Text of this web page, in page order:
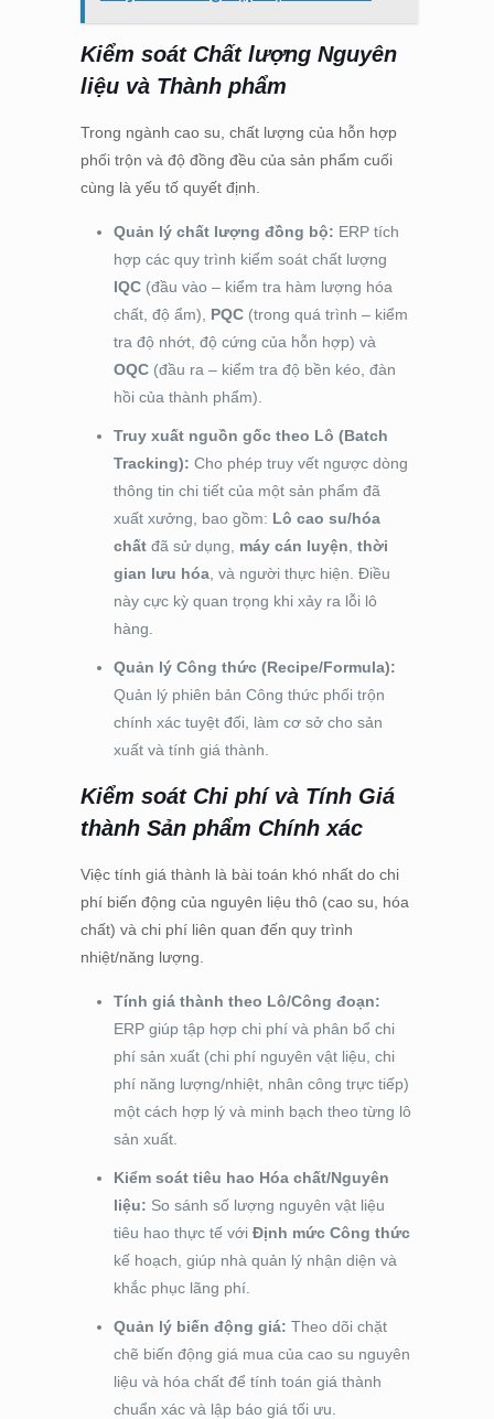
Kiểm soát Chất lượng Nguyên
liệu và Thành phẩm
Trong ngành cao su, chất lượng của hỗn hợp
phối trộn và độ đồng đều của sản phẩm cuối
cùng là yếu tố quyết định.
Quản lý chất lượng đồng bộ: ERP tích
hợp các quy trình kiểm soát chất lượng
IQC(đầu vào – kiểm tra hàm lượng hóa
chất, độ ẩm), PQC(trong quá trình – kiểm
tra độ nhớt, độ cứng của hỗn hợp) và
OQC(đầu ra – kiểm tra độ bền kéo, đàn
hồi của thành phẩm).
Truy xuất nguồn gốc theo Lô (Batch
Tracking): Cho phép truy vết ngược dòng
thông tin chi tiết của một sản phẩm đã
xuất xưởng, bao gồm: Lô cao su/hóa
chấtđã sử dụng, máy cán luyện thời
gian lưu hóa, và người thực hiện. Điều
này cực kỳ quan trọng khi xảy ra lỗi lô
hàng.
Quản lý Công thức (Recipe/Formula):
Quản lý phiên bản Công thức phối trộn
chính xác tuyệt đối, làm cơ sở cho sản
xuất và tính giá thành.
Kiểm soát Chi phí và Tính Giá
thành Sản phẩm Chính xác
Việc tính giá thành là bài toán khó nhất do chi
phí biến động của nguyên liệu thô (cao su, hóa
chất) và chi phí liên quan đến quy trình
nhiệt/năng lượng.
Tính giá thành theo Lô/Công đoạn:
ERP giúp tập hợp chi phí và phân bổ chi
phí sản xuất (chi phí nguyên vật liệu, chi
phí năng lượng/nhiệt, nhân công trực tiếp)
một cách hợp lý và minh bạch theo từng lô
sản xuất.
Kiểm soát tiêu hao Hóa chất/Nguyên
liệu: So sánh số lượng nguyên vật liệu
tiêu hao thực tế với Định mức Công thức
kế hoạch, giúp nhà quản lý nhận diện và
khắc phục lãng phí.
Quản lý biến động giá: Theo dõi chặt
chẽ biến động giá mua của cao su nguyên
liệu và hóa chất để tính toán giá thành
chuẩn xác và lập báo giá tối ưu.